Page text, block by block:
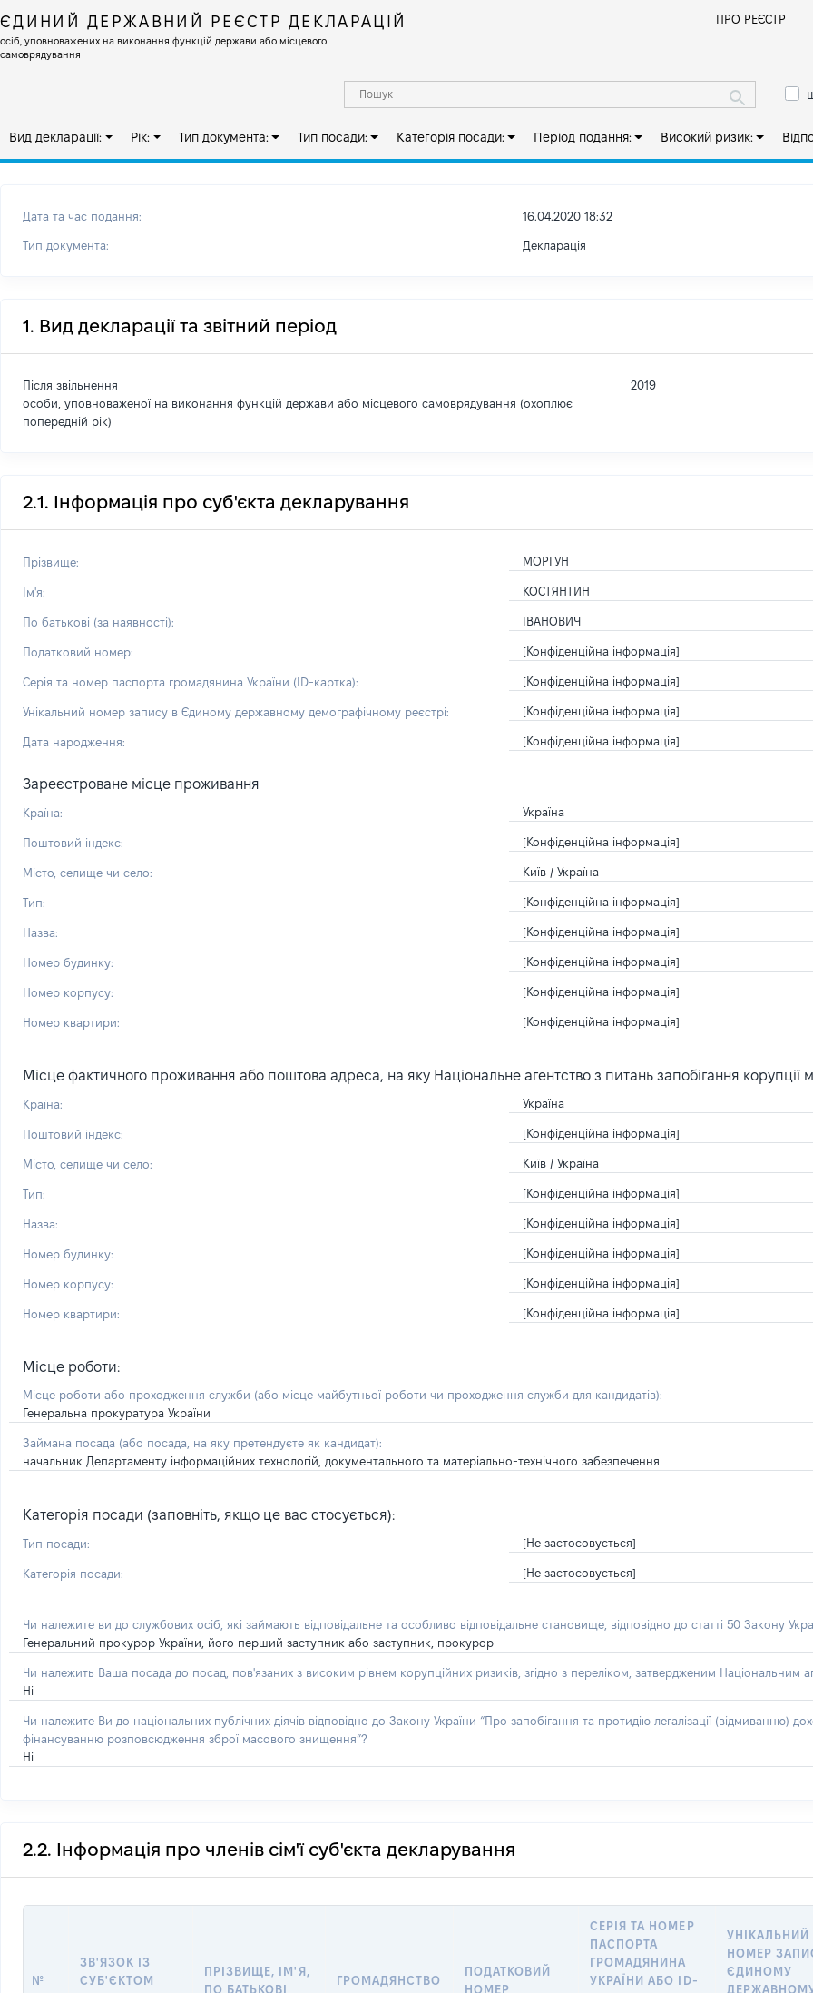
ЄДИНИЙ ДЕРЖАВНИЙ РЕЄСТР ДЕКЛАРАЦІЙ
осіб, уповноважених на виконання функцій держави або місцевого
самоврядування
ПРО РЕЄСТР
Вид декларації: Рік: Тип документа: Тип посади: Категорія посади: Період подання: Високий ризик:
Дата та час подання: 16.04.2020 18:32
Тип документа: Декларація
1. Вид декларації та звітний період
Після звільнення
особи, уповноваженої на виконання функцій держави або місцевого самоврядування (охоплює
попередній рік)
2019
2.1. Інформація про суб'єкта декларування
Прізвище: МОРГУН
Ім'я: КОСТЯНТИН
По батькові (за наявності): ІВАНОВИЧ
Податковий номер: [Конфіденційна інформація]
Серія та номер паспорта громадянина України (ID-картка): [Конфіденційна інформація]
Унікальний номер запису в Єдиному державному демографічному реєстрі: [Конфіденційна інформація]
Дата народження: [Конфіденційна інформація]
Зареєстроване місце проживання
Країна: Україна
Поштовий індекс: [Конфіденційна інформація]
Місто, селище чи село: Київ / Україна
Тип: [Конфіденційна інформація]
Назва: [Конфіденційна інформація]
Номер будинку: [Конфіденційна інформація]
Номер корпусу: [Конфіденційна інформація]
Номер квартири: [Конфіденційна інформація]
Місце фактичного проживання або поштова адреса, на яку Національне агентство з питань запобігання
Країна: Україна
Поштовий індекс: [Конфіденційна інформація]
Місто, селище чи село: Київ / Україна
Тип: [Конфіденційна інформація]
Назва: [Конфіденційна інформація]
Номер будинку: [Конфіденційна інформація]
Номер корпусу: [Конфіденційна інформація]
Номер квартири: [Конфіденційна інформація]
Місце роботи:
Місце роботи або проходження служби (або місце майбутньої роботи чи проходження служби для кандидатів):
Генеральна прокуратура України
Займана посада (або посада, на яку претендуєте як кандидат):
начальник Департаменту інформаційних технологій, документального та матеріально-технічного забезпечення
Категорія посади (заповніть, якщо це вас стосується):
Тип посади: [Не застосовується]
Категорія посади: [Не застосовується]
Чи належите ви до службових осіб, які займають відповідальне та особливо відповідальне становище, відповідно до статті 50 Закону
Генеральний прокурор України, його перший заступник або заступник, прокурор
Чи належить Ваша посада до посад, пов'язаних з високим рівнем корупційних ризиків, згідно з переліком, затвердженим Національним
Ні
Чи належите Ви до національних публічних діячів відповідно до Закону України “Про запобігання та протидію легалізації
фінансуванню розповсюдження зброї масового знищення”?
Ні
2.2. Інформація про членів сім'ї суб'єкта декларування
№
ЗВ'ЯЗОК ІЗ
СУБ'ЄКТОМ
ПРІЗВИЩЕ, ІМ'Я,
ПО БАТЬКОВІ
ГРОМАДЯНСТВО
ПОДАТКОВИЙ
НОМЕР
СЕРІЯ ТА НОМЕР
ПАСПОРТА
ГРОМАДЯНИНА
УКРАЇНИ АБО ID-
УНІКАЛЬНИЙ
НОМЕР
ЄДИНОМУ